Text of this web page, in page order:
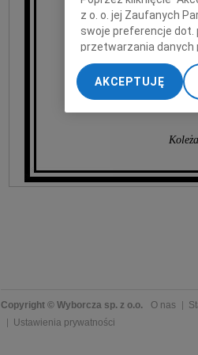
Copyright © Wyborcza sp. z o.o. O nas
Ustawienia prywatności
z o. o. jej Zaufanych
swoje preferencje dot.
przetwarzania danych
„Ustawienia
My, nasi Zaufani
dokładnych danych
Przechowywanie
treści, badnie
AKCEPTUJĘ